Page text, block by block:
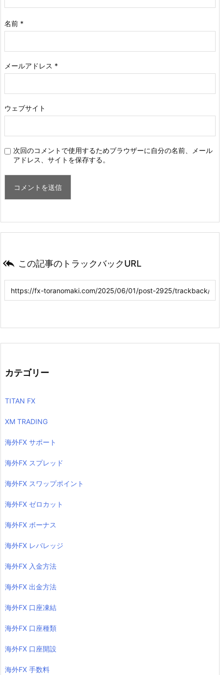
名前 *
メールアドレス *
ウェブサイト
次回のコメントで使用するためブラウザーに自分の名前、メール
アドレス、サイトを保存する。
 この記事のトラックバックURL
カテゴリー
TITAN FX
XM TRADING
海外FX サポート
海外FX スプレッド
海外FX スワップポイント
海外FX ゼロカット
海外FX ボーナス
海外FX レバレッジ
海外FX 入金方法
海外FX 出金方法
海外FX 口座凍結
海外FX 口座種類
海外FX 口座開設
海外FX 手数料